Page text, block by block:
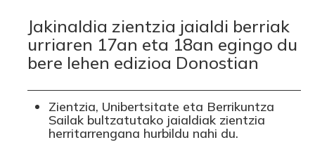
Jakinaldia zientzia jaialdi berriak
urriaren 17an eta 18an egingo du
bere lehen edizioa Donostian
Zientzia, Unibertsitate eta Berrikuntza
Sailak bultzatutako jaialdiak zientzia
herritarrengana hurbildu nahi du.